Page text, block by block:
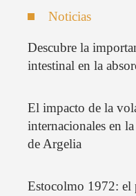
Noticias
Descubre la
intestinal en la
El impacto de la
internacionales en
de Argelia
Estocolmo 1972: el